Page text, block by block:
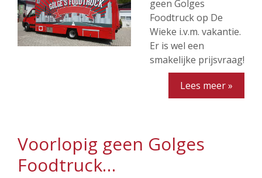
geen Golges
Foodtruck op De
Wieke i.v.m. vakantie.
Er is wel een
smakelijke prijsvraag!
Lees meer »
Voorlopig geen Golges
Foodtruck…